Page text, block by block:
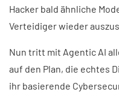
Hacker bald ähnliche
Verteidiger wieder
Nun tritt mit Agentic AI
auf den Plan, die echtes
ihr basierende